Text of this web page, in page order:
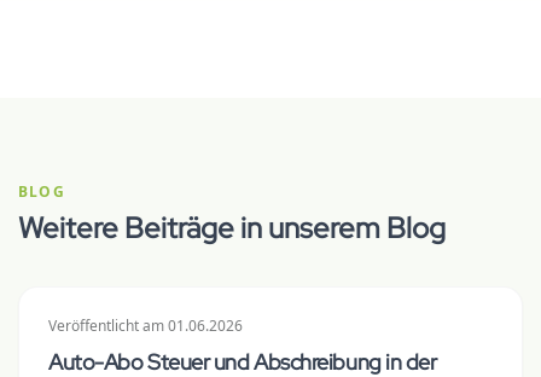
BLOG
Weitere Beiträge in unserem Blog
Veröffentlichtam01.06.2026
Auto-Abo Steuer und Abschreibung in der